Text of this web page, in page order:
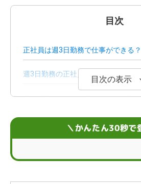
目次
正社員は週3日勤務で仕事ができる？
週3日勤務の正社員…どんな働き方や
日本で正社員の週3日勤務制が少な
目次の表示
＼かんたん30秒で